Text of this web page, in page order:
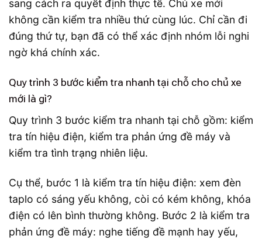
sang cách ra quyết định thực tế. Chủ xe mới
không cần kiểm tra nhiều thứ cùng lúc. Chỉ cần đi
đúng thứ tự, bạn đã có thể xác định nhóm lỗi nghi
ngờ khá chính xác.
Quy trình 3 bước kiểm tra nhanh tại chỗ cho chủ xe
mới là gì?
Quy trình 3 bước kiểm tra nhanh tại chỗ gồm: kiểm
tra tín hiệu điện, kiểm tra phản ứng đề máy và
kiểm tra tình trạng nhiên liệu.
Cụ thể, bước 1 là kiểm tra tín hiệu điện: xem đèn
taplo có sáng yếu không, còi có kém không, khóa
điện có lên bình thường không. Bước 2 là kiểm tra
phản ứng đề máy: nghe tiếng đề mạnh hay yếu,